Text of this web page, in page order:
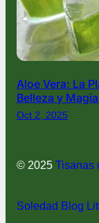
Aloe Vera: La
Belleza y
Oct 2, 2025
© 2025 Tisanas
Soledad Blog